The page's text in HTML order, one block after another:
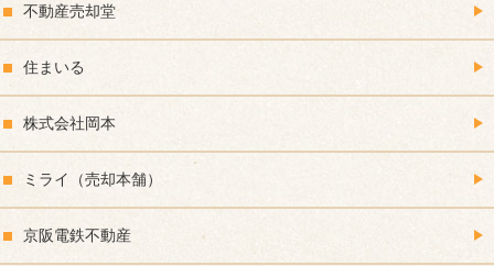
不動産売却堂
住まいる
株式会社岡本
ミライ（売却本舗）
京阪電鉄不動産